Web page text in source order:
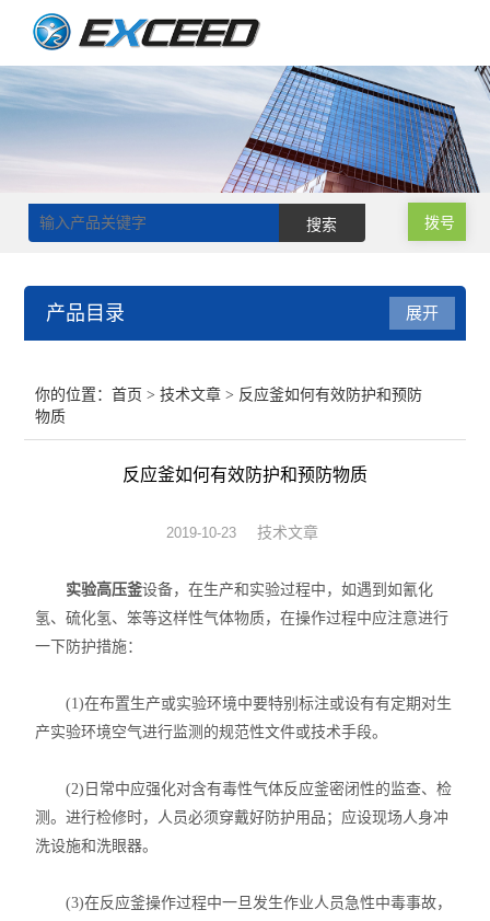
拨号
产品目录
双层玻璃反应釜
单层玻璃反应釜
低温冷却液循环泵
不锈钢高压反应釜
电热套
恒温干燥箱
循环水真空泵
展开
你的位置：首页 >技术文章 > 反应釜如何有效防护和预防
物质
反应釜如何有效防护和预防物质
2019-10-23 技术文章
实验高压釜设备，在生产和实验过程中，如遇到如氰化
氢、硫化氢、笨等这样性气体物质，在操作过程中应注意进行
一下防护措施：
(1)在布置生产或实验环境中要特别标注或设有有定期对生
产实验环境空气进行监测的规范性文件或技术手段。
(2)日常中应强化对含有毒性气体反应釜密闭性的监查、检
测。进行检修时，人员必须穿戴好防护用品；应设现场人身冲
洗设施和洗眼器。
(3)在反应釜操作过程中一旦发生作业人员急性中毒事故，